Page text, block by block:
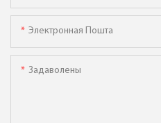
Электронная Пошта
Задаволены